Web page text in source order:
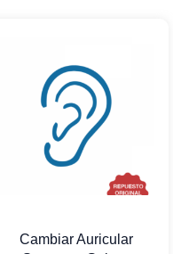
Cambiar Auricular